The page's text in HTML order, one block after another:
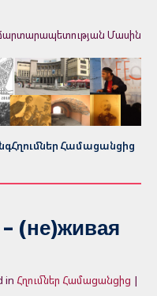
Մասին
Հղումներ Համացանցից
(не)живая
in Հղումներ Համացանցից |